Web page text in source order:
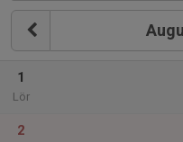
1
Lör
2